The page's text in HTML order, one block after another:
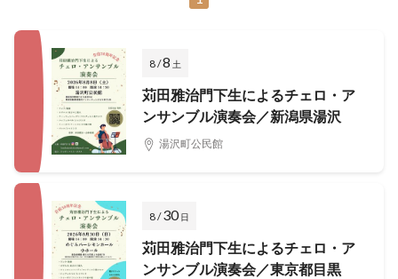
8 /8 土
苅田雅治門下生によるチェロ・ア
ンサンブル演奏会／新潟県湯沢
湯沢町公民館
8 /30 日
苅田雅治門下生によるチェロ・ア
ンサンブル演奏会／東京都目黒